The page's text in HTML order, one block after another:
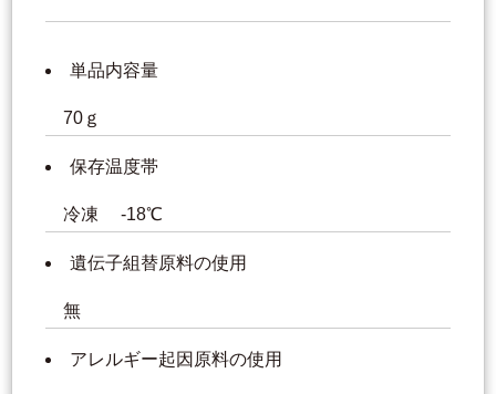
単品内容量
70ｇ
保存温度帯
冷凍 -18℃
遺伝子組替原料の使用
無
アレルギー起因原料の使用